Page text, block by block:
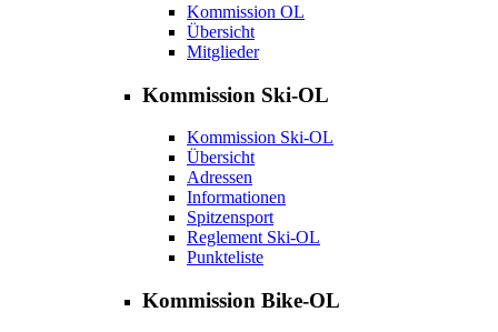
Kommission OL
Übersicht
Mitglieder
Kommission Ski-OL
Kommission Ski-OL
Übersicht
Adressen
Informationen
Spitzensport
Reglement Ski-OL
Punkteliste
Kommission Bike-OL